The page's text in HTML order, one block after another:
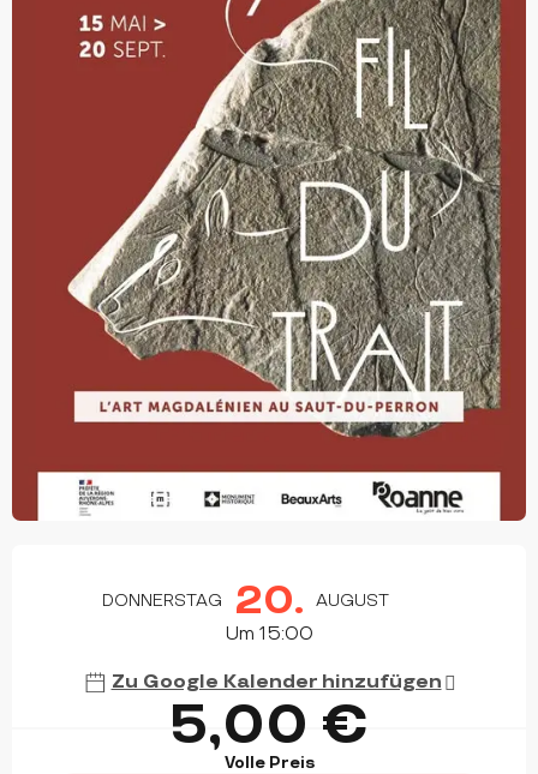
DONNERSTAG 20. AUGUST
Um 15:00
Zu Google Kalender hinzufügen
5,00 €
Volle Preis